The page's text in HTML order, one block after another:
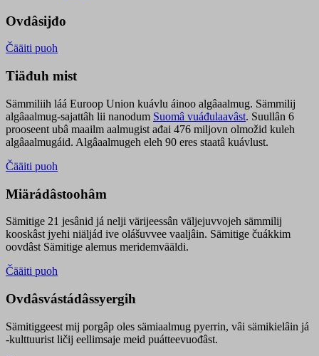
Ovdâsijđo
Čääiti puoh
Tiäđuh mist
Sämmiliih láá Euroop Union kuávlu áinoo algâaalmug. Sämmilij
algâaalmug-sajattâh lii nanodum Suomâ vuáđulaavâst. Suullân 6
prooseent ubâ maailm aalmugist ađai 476 miljovn olmožid kuleh
algâaalmugáid. Algâaalmugeh eleh 90 eres staatâ kuávlust.
Čääiti puoh
Miärádâstoohâm
Sämitige 21 jesânid já nelji värijeessân väljejuvvojeh sämmilij
kooskâst jyehi niäljád ive olášuvvee vaaljâin. Sämitige čuákkim
oovdâst Sämitige alemus meridemvääldi.
Čääiti puoh
Ovdâsvástádâssyergih
Sämitiggeest mij porgâp oles sämiaalmug pyerrin, vâi sämikielâin já
-kulttuurist ličij eellimsaje meid puátteevuođâst.